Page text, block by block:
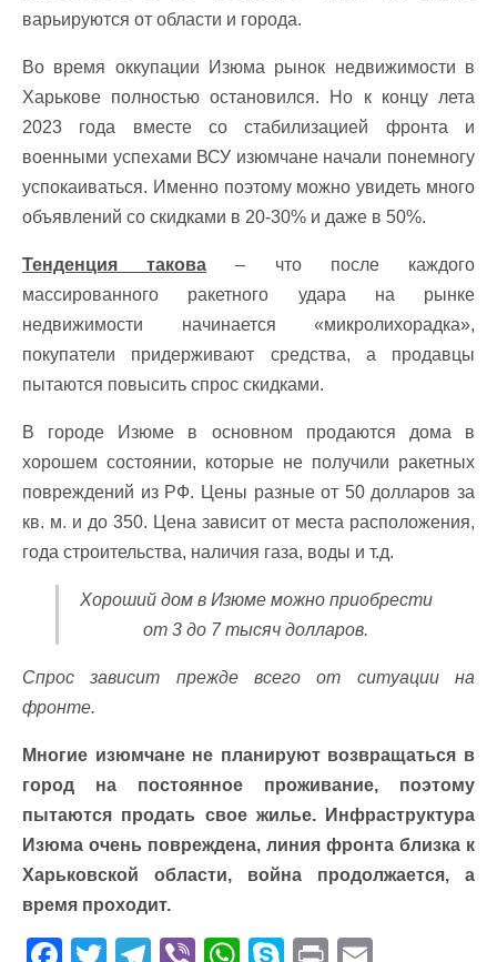
варьируются от области и города.
Во время оккупации Изюма рынок недвижимости в
Харькове полностью остановился. Но к концу лета
2023 года вместе со стабилизацией фронта и
военными успехами ВСУ изюмчане начали понемногу
успокаиваться. Именно поэтому можно увидеть много
объявлений со скидками в 20-30% и даже в 50%.
Тенденция такова – что после каждого
массированного ракетного удара на рынке
недвижимости начинается «микролихорадка»,
покупатели придерживают средства, а продавцы
пытаются повысить спрос скидками.
В городе Изюме в основном продаются дома в
хорошем состоянии, которые не получили ракетных
повреждений из РФ. Цены разные от 50 долларов за
кв. м. и до 350. Цена зависит от места расположения,
года строительства, наличия газа, воды и т.д.
Хороший дом в Изюме можно приобрести
от 3 до 7 тысяч долларов.
Спрос зависит прежде всего от ситуации на
фронте.
Многие изюмчане не планируют возвращаться в
город на постоянное проживание, поэтому
пытаются продать свое жилье. Инфраструктура
Изюма очень повреждена, линия фронта близка к
Харьковской области, война продолжается, а
время проходит.